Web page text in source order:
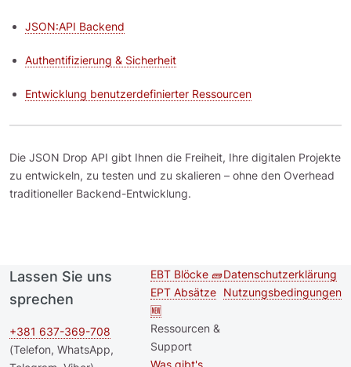
JSON:API Backend
Authentifizierung & Sicherheit
Entwicklung benutzerdefinierter Ressourcen
Die JSON Drop API gibt Ihnen die Freiheit, Ihre digitalen Projekte
zu entwickeln, zu testen und zu skalieren – ohne den Overhead
traditioneller Backend-Entwicklung.
Lassen Sie uns
sprechen
+381 637-369-708
(Telefon, WhatsApp,
Second
footer
menu
EBT Blöcke 🧱
EPT Absätze
🆕
Ressourcen &
Support
Was gibt's
Footer menu
Datenschutzerklärung
Nutzungsbedingungen